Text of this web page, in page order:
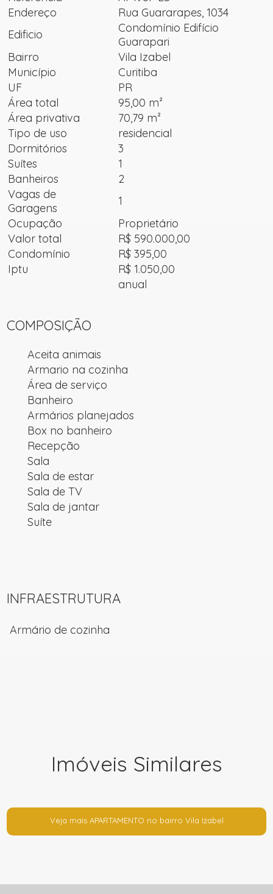
Endereço
Rua Guararapes, 1034
Edificio
Condomínio Edifício
Guarapari
Bairro
Vila Izabel
Município
Curitiba
UF
PR
Área total
95,00 m²
Área privativa
70,79 m²
Tipo de uso
residencial
Dormitórios
3
Suítes
1
Banheiros
2
Vagas de
Garagens
1
Ocupação
Proprietário
Valor total
R$ 590.000,00
Condomínio
R$ 395,00
Iptu
R$ 1.050,00
anual
COMPOSIÇÃO
Aceita animais
Armario na cozinha
Área de serviço
Banheiro
Armários planejados
Box no banheiro
Recepção
Sala
Sala de estar
Sala de TV
Sala de jantar
Suíte
INFRAESTRUTURA
Armário de cozinha
Imóveis Similares
Veja mais APARTAMENTO no bairro Vila Izabel